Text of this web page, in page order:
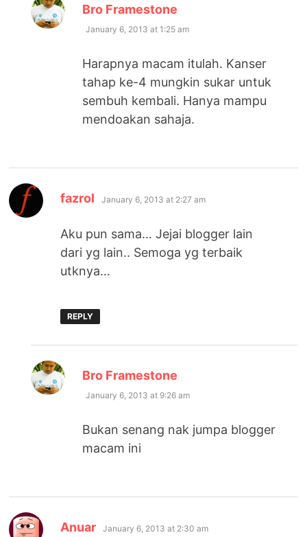
Bro Framestone
January 6, 2013 at 1:25 am
Harapnya macam itulah. Kanser
tahap ke-4 mungkin sukar untuk
sembuh kembali. Hanya mampu
mendoakan sahaja.
fazrol says:
January 6, 2013 at 2:27 am
Aku pun sama… Jejai blogger lain
dari yg lain.. Semoga yg terbaik
utknya…
REPLY
Bro Framestone
January 6, 2013 at 9:26 am
Bukan senang nak jumpa blogger
macam ini
Anuar says:
January 6, 2013 at 2:30 am